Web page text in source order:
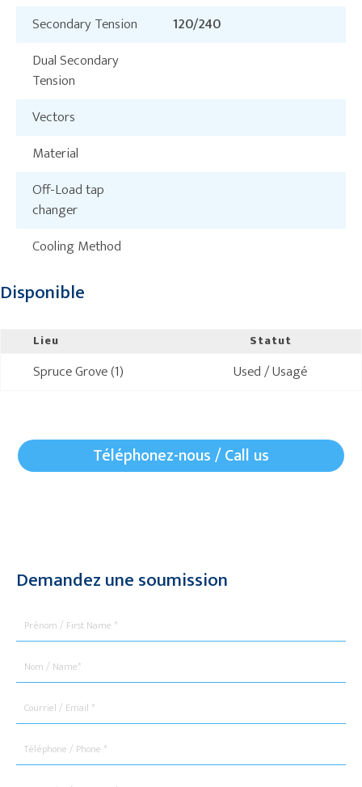
Secondary Tension
120/240
Dual Secondary
Tension
Vectors
Material
Off-Load tap
changer
Cooling Method
Disponible
Lieu Statut
Spruce Grove (1) Used / Usagé
Téléphonez-nous / Call us
Demandez une soumission